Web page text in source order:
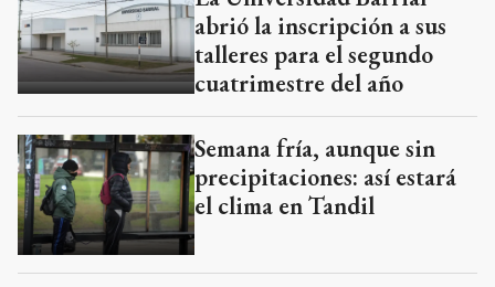
abrió la inscripción a sus
talleres para el segundo
cuatrimestre del año
Semana fría, aunque sin
precipitaciones: así estará
el clima en Tandil